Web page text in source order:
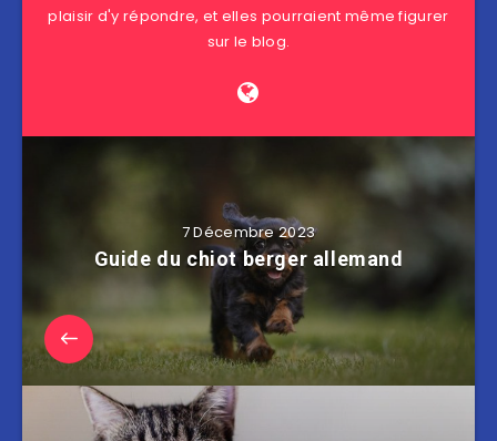
plaisir d'y répondre, et elles pourraient même figurer
sur le blog.
7 Décembre 2023
Guide du chiot berger allemand